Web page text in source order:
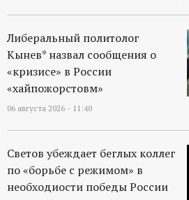
ы
й
п
о
р
т
Либеральный политолог
Кынев* назвал сообщения о
«кризисе» в России
«хайпожорстовм»
06 августа 2026 - 11:40
Светов убеждает беглых коллег
по «борьбе с режимом» в
необходиости победы России